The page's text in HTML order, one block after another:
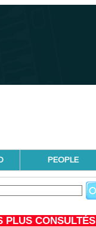
PEOPLE
PLUS CONSULTÉS